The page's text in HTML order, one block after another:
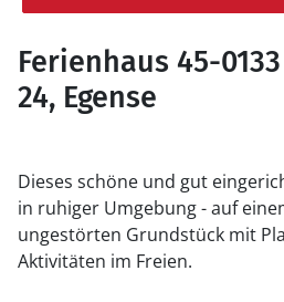
Ferienhaus 45-
24, Egense
Dieses schöne und gut
in ruhiger Umgebung - auf
ungestörten Grundstück mit
Aktivitäten im Freien.